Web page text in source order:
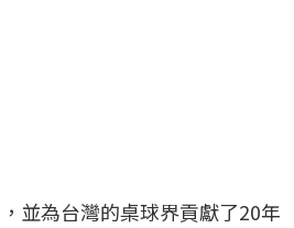
並為台灣的桌球界貢獻了20年